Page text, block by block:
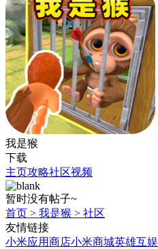
我是猴
下载
主页攻略社区视频
暂时没有帖子~
首页 > 我是猴 > 社区
友情链接
小米应用商店小米商城英雄互娱